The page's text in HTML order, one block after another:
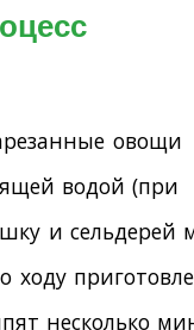
овощи
водой (при
и сельдерей
ходу
несколько